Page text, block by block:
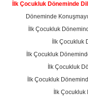
İlk Çocukluk Döneminde
Döneminde
İlk Çocukluk
İlk
İlk Çocukluk
İlk Çocukluk
İlk Çocukluk
İlk